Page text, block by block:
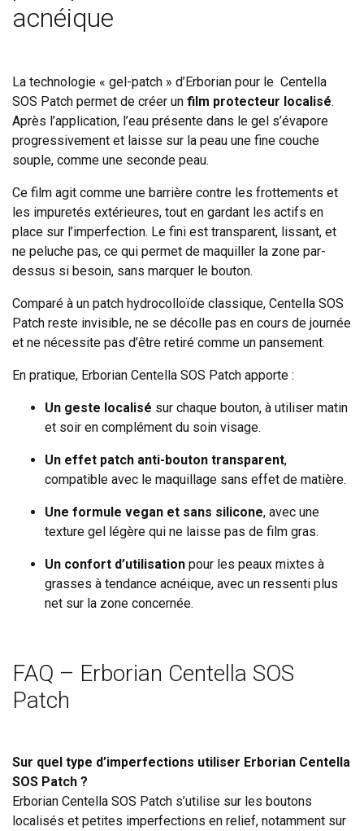
acnéique
La technologie « gel-patch » d’Erborian pour le Centella
SOS Patch permet de créer un film protecteur localisé.
Après l’application, l’eau présente dans le gel s’évapore
progressivement et laisse sur la peau une fine couche
souple, comme une seconde peau.
Ce film agit comme une barrière contre les frottements et
les impuretés extérieures, tout en gardant les actifs en
place sur l’imperfection. Le fini est transparent, lissant, et
ne peluche pas, ce qui permet de maquiller la zone par-
dessus si besoin, sans marquer le bouton.
Comparé à un patch hydrocolloïde classique, Centella SOS
Patch reste invisible, ne se décolle pas en cours de journée
et ne nécessite pas d’être retiré comme un pansement.
En pratique, Erborian Centella SOS Patch apporte :
Un geste localisé sur chaque bouton, à utiliser matin
et soir en complément du soin visage.
Un effet patch anti-bouton transparent,
compatible avec le maquillage sans effet de matière.
Une formule vegan et sans silicone, avec une
texture gel légère qui ne laisse pas de film gras.
Un confort d’utilisation pour les peaux mixtes à
grasses à tendance acnéique, avec un ressenti plus
net sur la zone concernée.
FAQ – Erborian Centella SOS
Patch
Sur quel type d’imperfections utiliser Erborian Centella
SOS Patch ?
Erborian Centella SOS Patch s’utilise sur les boutons
localisés et petites imperfections en relief, notamment sur